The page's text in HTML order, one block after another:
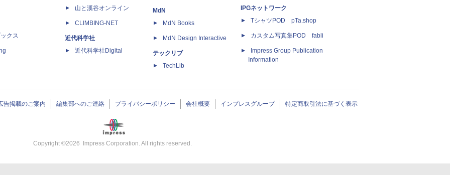
クス
山と溪谷オンライン
CLIMBING-NET
近代科学社
近代科学社Digital
MdN
MdN Books
MdN Design Interactive
テックリブ
TechLib
IPGネットワーク
TシャツPOD pTa.shop
カスタム写真集POD fabli
Impress Group Publication
Information
告掲載のご案内 編集部へのご連絡 プライバシーポリシー 会社概要 インプレスグループ 特定商取引法に基づく表示
Copyright ©2026 Impress Corporation. All rights reserved.